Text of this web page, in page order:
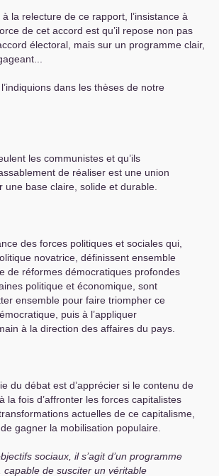
à la relecture de ce rapport, l’insistance à
de cet accord est qu’il repose non pas
électoral, mais sur un programme clair,
dans les thèses de notre
les communistes et qu’ils
de réaliser est une union
une base claire, solide et durable.
des forces politiques et sociales qui,
novatrice, définissent en­semble
de réformes démocratiques profondes
politique et économique, sont
ensemble pour faire triompher ce
puis à l’appliquer
à la direction des affaires du pays.
du débat est d’apprécier si le contenu de
la fois d’affronter les forces capitalistes
actuelles de ce capitalisme,
gagner la mobilisation populaire.
sociaux, il s’agit d’un programme
capable de susciter un véritable